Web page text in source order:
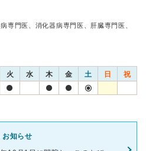
専門医、消化器病専門医、肝臓専門医、
火 水 木 金 土 日 祝
お知らせ